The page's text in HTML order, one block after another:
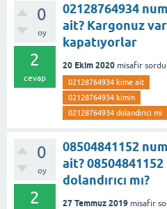
0
oy
2
cevap
02128764934
ait? Kargonuz
kapatıyorlar
20 Ekim 2020 misafir sordu
02128764934 kime ait
02128764934 kimin
02128764934 dolandirici mi
0
oy
2
08504841152
ait? 08504841152
dolandırıcı mı?
27 Temmuz 2019 misafir